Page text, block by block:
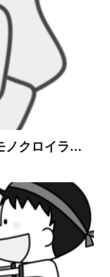
クロイラ...